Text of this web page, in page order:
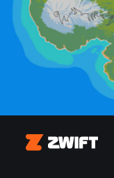
Zwift